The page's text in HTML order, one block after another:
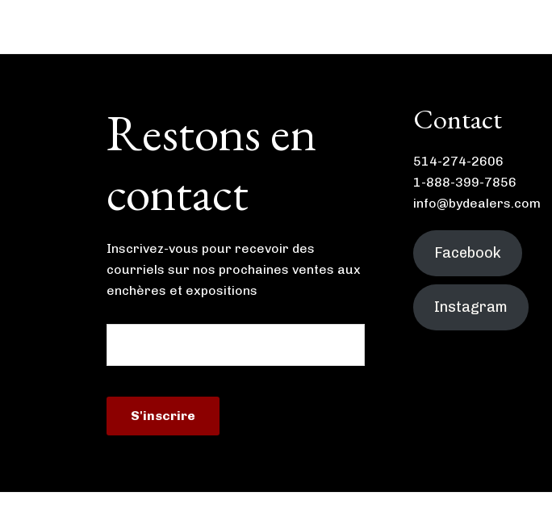
FooterRestons en
contact
Inscrivez-vous pour recevoir des
courriels sur nos prochaines ventes aux
enchères et expositions
Contact
514-274-2606
1-888-399-7856
info@bydealers.com
Facebook
Instagram